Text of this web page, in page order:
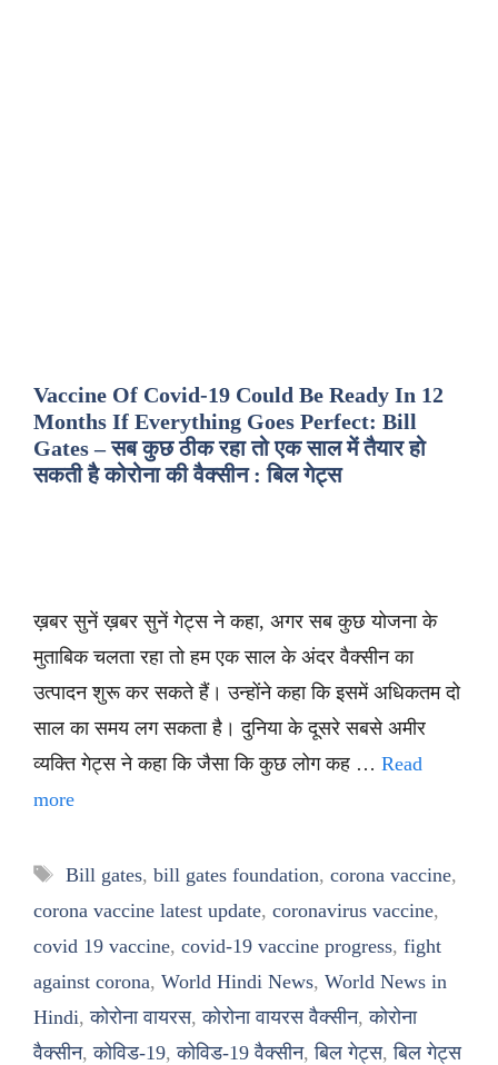
Vaccine Of Covid-19 Could Be Ready In 12
Months If Everything Goes Perfect: Bill
Gates – सब कुछ ठीक रहा तो एक साल में तैयार हो
सकती है कोरोना की वैक्सीन : बिल गेट्स
ख़बर सुनें ख़बर सुनें गेट्स ने कहा, अगर सब कुछ योजना के
मुताबिक चलता रहा तो हम एक साल के अंदर वैक्सीन का
उत्पादन शुरू कर सकते हैं। उन्होंने कहा कि इसमें अधिकतम दो
साल का समय लग सकता है। दुनिया के दूसरे सबसे अमीर
व्यक्ति गेट्स ने कहा कि जैसा कि कुछ लोग कह … Read
more
Tags
Bill gates, bill gates foundation, corona vaccine,
corona vaccine latest update, coronavirus vaccine,
covid 19 vaccine, covid-19 vaccine progress, fight
against corona, World Hindi News, World News in
Hindi,कोरोना वायरस,कोरोना वायरस वैक्सीन,कोरोना
वैक्सीन,कोविड-19,कोविड-19 वैक्सीन,बिल गेट्स,बिल गेट्स